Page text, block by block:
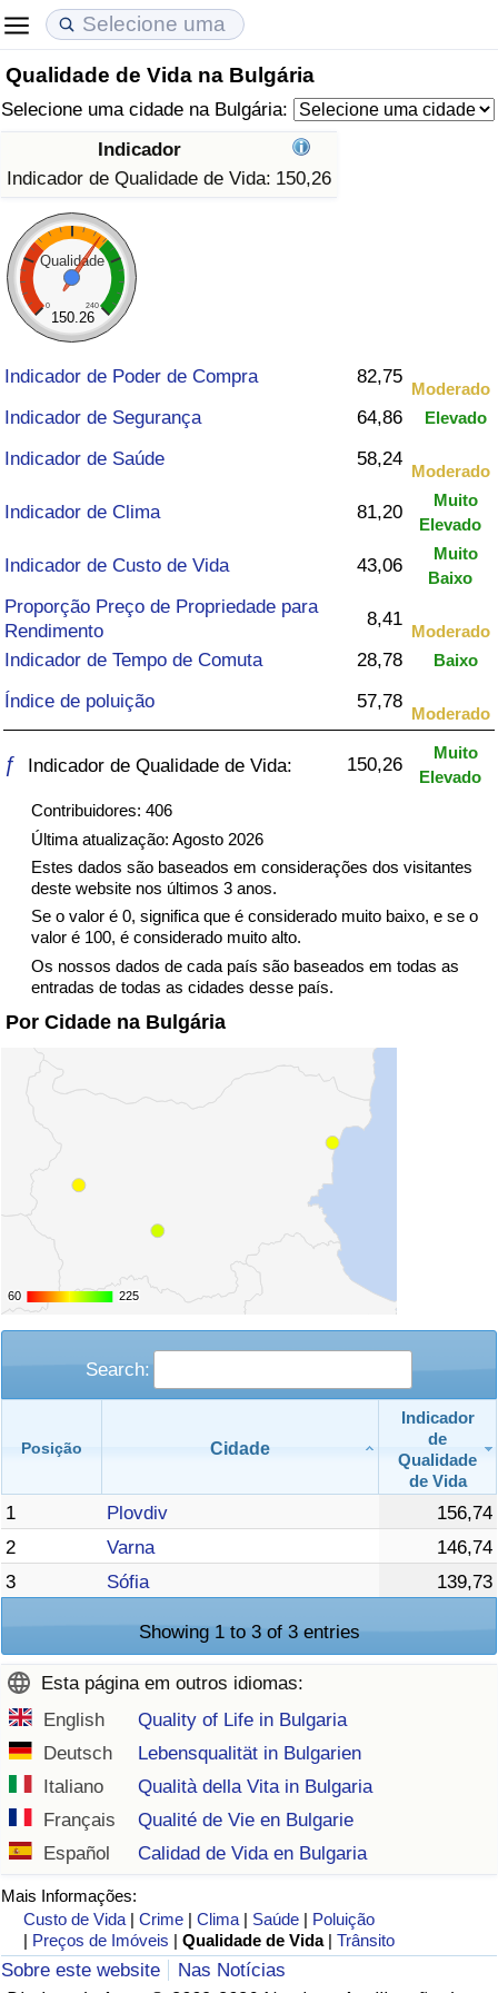
Qualidade de Vida na Bulgária
Selecione uma cidade na Bulgária:
Indicador
Indicador de Qualidade de Vida: 150,26
Qualidade
0 240
150.26
Indicador de Poder de Compra 82,75
Moderado
Indicador de Segurança 64,86 Elevado
Indicador de Saúde 58,24
Moderado
Indicador de Clima 81,20
Muito
Elevado
Indicador de Custo de Vida 43,06
Muito
Baixo
Proporção Preço de Propriedade para
Rendimento
8,41
Moderado
Indicador de Tempo de Comuta 28,78 Baixo
Índice de poluição 57,78
Moderado
ƒ Indicador de Qualidade de Vida: 150,26
Muito
Elevado
Contribuidores: 406
Última atualização: Agosto 2026
Estes dados são baseados em considerações dos visitantes
deste website nos últimos 3 anos.
Se o valor é 0, significa que é considerado muito baixo, e se o
valor é 100, é considerado muito alto.
Os nossos dados de cada país são baseados em todas as
entradas de todas as cidades desse país.
Por Cidade na Bulgária
60
60 225
225
Search:
Posição Cidade
Indicador
de
Qualidade
de Vida
1 Plovdiv
156,74
2
Varna
146,74
3
Sófia 139,73
Showing 1 to 3 of 3 entries
Esta página em outros idiomas:
English
Quality of Life in Bulgaria
Deutsch
Lebensqualität in Bulgarien
Italiano
Qualità della Vita in Bulgaria
Français
Qualité de Vie en Bulgarie
Español
Calidad de Vida en Bulgaria
Mais Informações:
Custo de Vida
|Crime |Clima Saúde
Poluição
Preços de Imóveis |Qualidade de Vida |Trânsito
Sobre este website
Nas Notícias
Custo de Vida
Indicador de Custo de Vida (Atual)
Indicador de Custo de Vida
Indicador de Custo de Vida Por País
em Aqaba
Preços de Imóveis
Indicador de Preços de Imóveis (Atual)
Indicador de Preços de Imóveis
Indicador de Preços de Imóveis por País
Qualidade de Vida
Indicador de Qualidade de Vida
Indicador de Qualidade de Vida (Atual)
Índice de qualidade de vida por país
Crime
Taxa do Indicador de Crime (Atual)
Indicador de Crime
Indicador de Saúde (Atual)
Indicador de Saúde
Indicador de Saúde por País
Poluição
Indicador de Poluição (Atual)
Índice de poluição
Indicador de Poluição por País
Trânsito
Indicador de Trânsito
Indicador de Trânsito (Atual)
Indicador de Trânsito por País